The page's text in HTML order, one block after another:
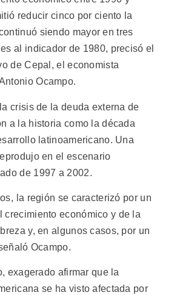
reducir cinco por ciento la
siendo mayor en tres
al indicador de 1980, precisó el
de Cepal, el economista
Ocampo.
crisis de la deuda externa de
a la historia como la década
latinoamericano. Una
en el escenario
de 1997 a 2002.
la región se caracterizó por un
crecimiento económico y de la
y, en algunos casos, por un
Ocampo.
exagerado afirmar que la
se ha visto afectada por